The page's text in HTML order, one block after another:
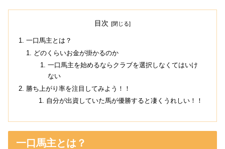
目次
一口馬主とは？
どのくらいお金が掛かるのか
一口馬主を始めるならクラブを選択しなくてはいけ
ない
勝ち上がり率を注目してみよう！！
自分が出資していた馬が優勝すると凄くうれしい！！
一口馬主とは？